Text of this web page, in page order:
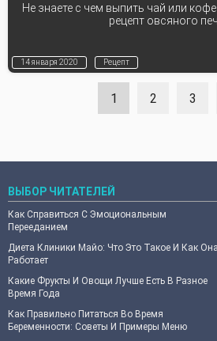
Не знаете с чем выпить чай или
рецепт овсяного
14 января 2020 Рецепт
1 2 3
ВЫБОР ЧИТАТЕЛЕЙ
Как Справиться С Эмоциональным
Перееданием
Диета Клиники Майо: Что Это Такое И Как Она
Работает
Какие Фрукты И Овощи Лучше Есть В Разное
Время Года
Как Правильно Питаться Во Время
Беременности: Советы И Примеры Меню